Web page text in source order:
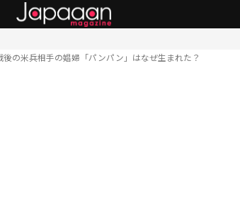
の米兵相手の娼婦「パンパン」はなぜ生まれた？